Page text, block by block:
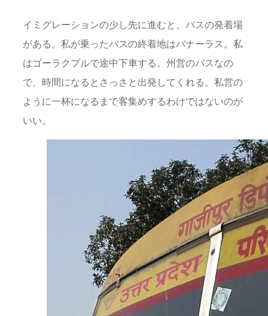
イミグレーションの少し先に進むと、バスの発着場
がある。私が乗ったバスの終着地はバナーラス。私
はゴーラクプルで途中下車する。州営のバスなの
で、時間になるとさっさと出発してくれる。私営の
ように一杯になるまで客集めするわけではないのが
いい。